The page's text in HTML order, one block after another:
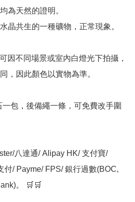
為天然的證明。
晶共生的一種礦物，正常現象。
因不同場景或室內白燈光下拍攝，
，因此顏色以實物為準。
包，後備繩一條，可免費改手圍
八達通/ Alipay HK/ 支付寶/
付/ Payme/ FPS/ 銀行過數(BOC,
。 🛒🛒